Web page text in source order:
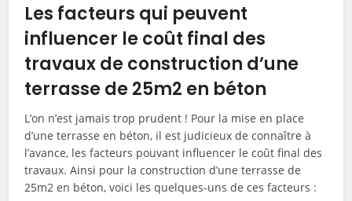
Les facteurs qui peuvent
influencer le coût final des
travaux de construction d’une
terrasse de 25m2 en béton
L’on n’est jamais trop prudent ! Pour la mise en place
d’une terrasse en béton, il est judicieux de connaître à
l’avance, les facteurs pouvant influencer le coût final des
travaux. Ainsi pour la construction d’une terrasse de
25m2 en béton, voici les quelques-uns de ces facteurs :